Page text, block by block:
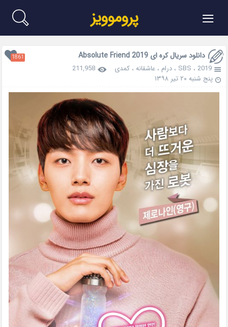
≡ پروموویز
دانلود سریال کره ای Absolute Friend 2019 1861
2019 ، SBS ،درام ،عاشقانه ،کمدی
211,958
پنج شنبه ۲۰ تیر ۱۳۹۸